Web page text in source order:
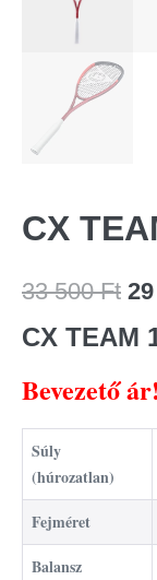
CX
33 500Ft
CX TEAM
Bevezető ár!
Súly
(húrozatlan)
Fejméret
Balansz